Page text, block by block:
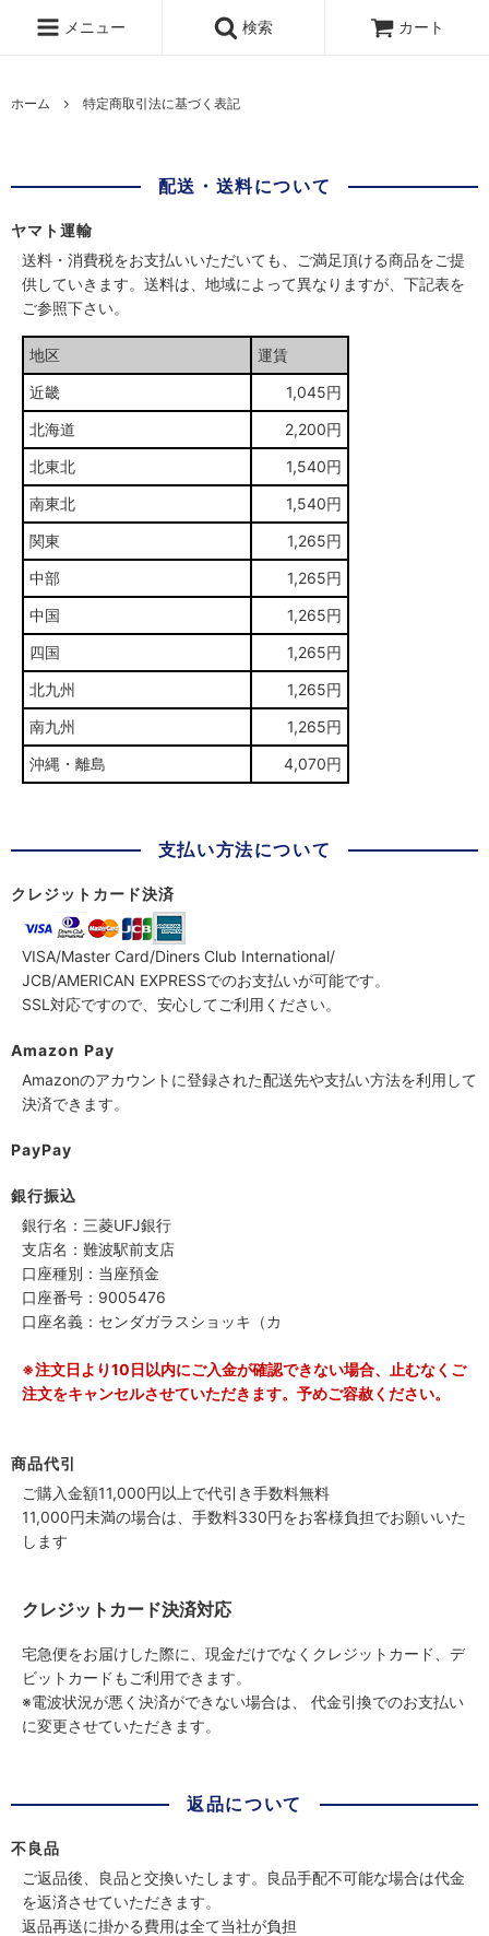
メニュー 検索 カート
ホーム 特定商取引法に基づく表記
配送・送料について
ヤマト運輸
送料・消費税をお支払いいただいても、ご満足頂ける商品をご提
供していきます。送料は、地域によって異なりますが、下記表を
ご参照下さい。
地区
運賃
近畿
1,045円
北海道
2,200円
北東北
1,540円
南東北
1,540円
関東
1,265円
中部
1,265円
中国
1,265円
四国
1,265円
北九州
1,265円
南九州
1,265円
沖縄・離島
4,070円
支払い方法について
クレジットカード決済
VISA/Master Card/Diners Club International/
JCB/AMERICAN EXPRESSでのお支払いが可能です。
SSL対応ですので、安心してご利用ください。
Amazon Pay
Amazonのアカウントに登録された配送先や支払い方法を利用して
決済できます。
PayPay
銀行振込
銀行名：三菱UFJ銀行
支店名：難波駅前支店
口座種別：当座預金
口座番号：9005476
口座名義：センダガラスショッキ（カ
※注文日より10日以内にご入金が確認できない場合、止むなくご
注文をキャンセルさせていただきます。予めご容赦ください。
商品代引
ご購入金額11,000円以上で代引き手数料無料
11,000円未満の場合は、手数料330円をお客様負担でお願いいた
します
クレジットカード決済対応
宅急便をお届けした際に、現金だけでなくクレジットカード、デ
ビットカードもご利用できます。
※電波状況が悪く決済ができない場合は、 代金引換でのお支払い
に変更させていただきます。
返品について
不良品
ご返品後、良品と交換いたします。良品手配不可能な場合は代金
を返済させていただきます。
返品再送に掛かる費用は全て当社が負担